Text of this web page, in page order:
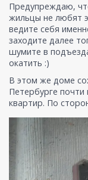
Предупреждаю,
жильцы не любят
ведите себя
заходите далее
шумите в
окатить :)
В этом же доме
Петербурге почти
квартир. По